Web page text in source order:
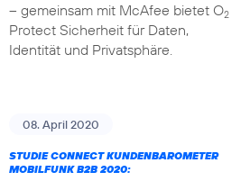
– gemeinsam mit McAfee bietet O2
Protect Sicherheit für Daten,
Identität und Privatsphäre.
08. April 2020
STUDIE CONNECT KUNDENBAROMETER
MOBILFUNK B2B 2020: